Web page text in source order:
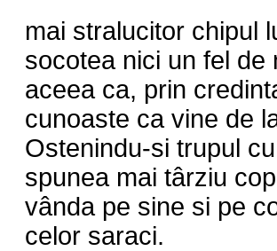
mai stralucitor chipul
socotea nici un fel de
aceea ca, prin
cunoaste ca vine de
Ostenindu-si trupul
spunea mai târziu
vânda pe sine si pe
celor saraci.